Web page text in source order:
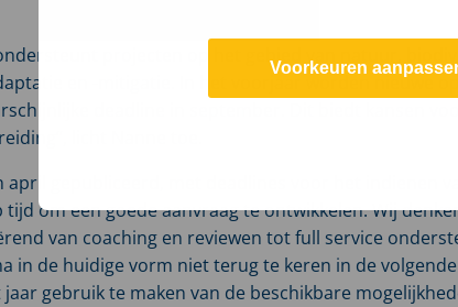
Voorkeuren
projecten op het gebied van natuur,
en -mitigatie. In het voorjaar worden nieuwe
deadline in september. Dit biedt kansen
licht Nanne toe.
april gepubliceerd, met deadlines voor het indienen
om een goede aanvraag te ontwikkelen. Wij
van coaching en reviewen tot full service
in de huidige vorm niet terug te keren in de
gebruik te maken van de beschikbare